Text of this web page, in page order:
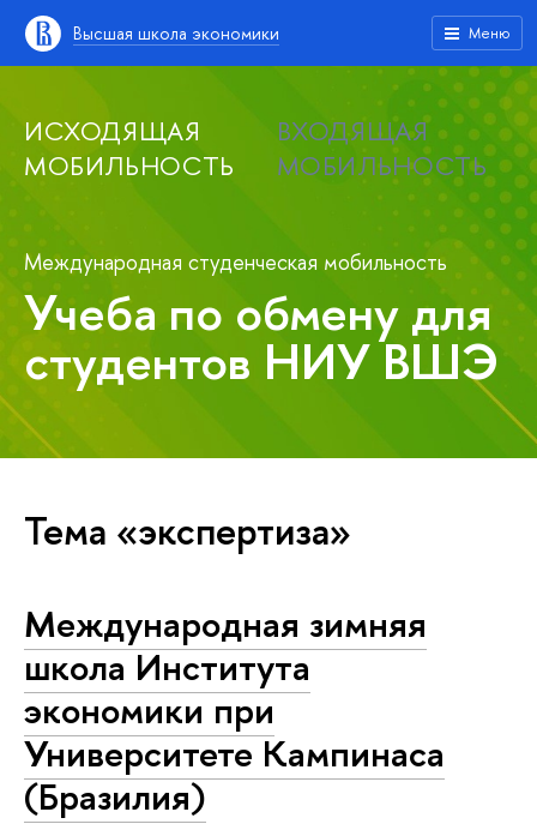
Высшая школа экономики Меню
ИСХОДЯЩАЯ
МОБИЛЬНОСТЬ
ВХОДЯЩАЯ
МОБИЛЬНОСТЬ
Международная студенческая мобильность
Учеба по обмену для
студентов НИУ ВШЭ
Тема «экспертиза»
Международная зимняя
школа Института
экономики при
Университете Кампинаса
(Бразилия)